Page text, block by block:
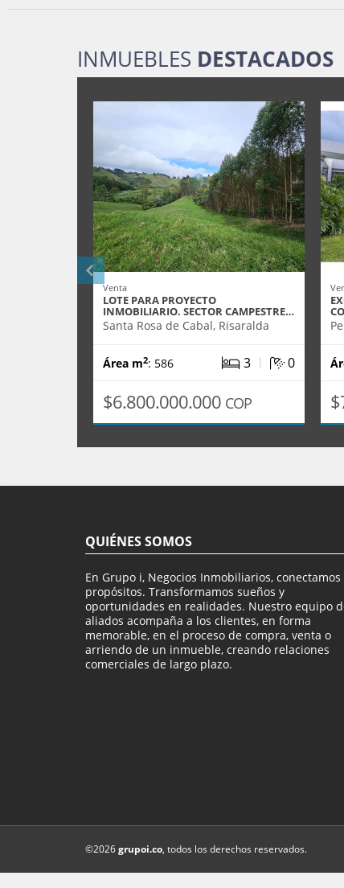
INMUEBLES DESTACADOS
Venta
LOTE PARA PROYECTO
INMOBILIARIO. SECTOR CAMPESTRE…
Santa Rosa de Cabal, Risaralda
Área m2: 586 3 | 0
$6.800.000.000 COP
QUIÉNES SOMOS
En Grupo i, Negocios Inmobiliarios, conectamos
propósitos. Transformamos sueños y
oportunidades en realidades. Nuestro equipo
aliados acompaña a los clientes, en forma
memorable, en el proceso de compra, venta o
arriendo de un inmueble, creando relaciones
comerciales de largo plazo.
©2026grupoi.co, todos los derechos reservados.